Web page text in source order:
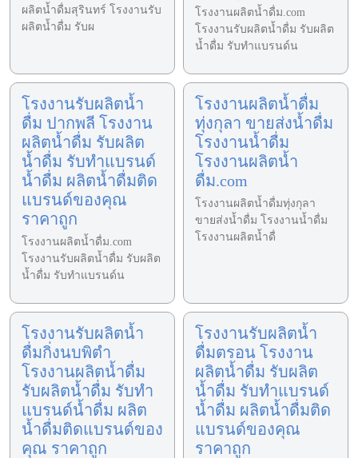
ผลิตน้ำดื่มสุรินทร์ โรงงานรับ
ผลิตน้ำดื่ม รับผ
โรงงานผลิตน้ำดื่ม.com
โรงงานรับผลิตน้ำดื่ม รับผลิต
น้ำดื่ม รับทำแบรนด์น
โรงงานรับผลิตน้ำ
ดื่ม ปากพลี โรงงาน
ผลิตน้ำดื่ม รับผลิต
น้ำดื่ม รับทำแบรนด์
น้ำดื่ม ผลิตน้ำดื่มติด
แบรนด์ของคุณ
ราคาถูก
โรงงานผลิตน้ำดื่ม.com
โรงงานรับผลิตน้ำดื่ม รับผลิต
น้ำดื่ม รับทำแบรนด์น
โรงงานผลิตน้ำดื่ม
ทุ่งกุลา ขายส่งน้ำดื่ม
โรงงานน้ำดื่ม
โรงงานผลิตน้ำ
ดื่ม.com
โรงงานผลิตน้ำดื่มทุ่งกุลา
ขายส่งน้ำดื่ม โรงงานน้ำดื่ม
โรงงานผลิตน้ำดื่
โรงงานรับผลิตน้ำ
ดื่มกิ่งนบพิตำ
โรงงานผลิตน้ำดื่ม
รับผลิตน้ำดื่ม รับทำ
แบรนด์น้ำดื่ม ผลิต
น้ำดื่มติดแบรนด์ของ
คุณ ราคาถูก
โรงงานรับผลิตน้ำ
ดื่มตรอน โรงงาน
ผลิตน้ำดื่ม รับผลิต
น้ำดื่ม รับทำแบรนด์
น้ำดื่ม ผลิตน้ำดื่มติด
แบรนด์ของคุณ
ราคาถูก